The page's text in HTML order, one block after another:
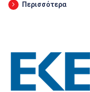
Περισσότερα